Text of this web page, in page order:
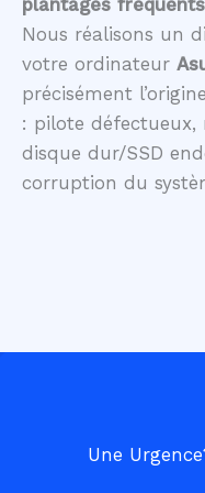
Nous réalisons un
votre ordinateur
précisément
: pilote défectueux,
disque dur/SSD
corruption du
Une